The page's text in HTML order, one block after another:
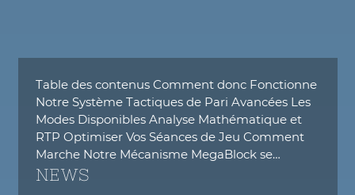
Table des contenus Comment donc Fonctionne
Notre Système Tactiques de Pari Avancées Les
Modes Disponibles Analyse Mathématique et
RTP Optimiser Vos Séances de Jeu Comment
Marche Notre Mécanisme MegaBlock se…
NEWS